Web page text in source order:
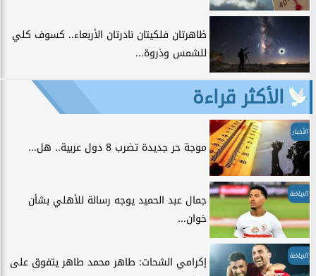
ظاهرتان فلكيتان نادرتان الأربعاء.. كسوف كلي
للشمس وذروة...
الأكثر قراءة
الأخبار
موجة حر جديدة تضرب 8 دول عربية.. هل...
الرياضة
جمال عبد الحميد يوجه رسالة للأهلي بشأن
خوان...
الرياضة
إكرامي الشحات: طاهر محمد طاهر يتفوق على